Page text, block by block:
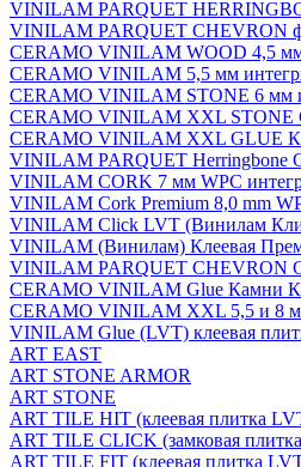
VINILAM PARQUET
VINILAM PARQUET CHEVRON
CERAMO VINILAM WOOD 4,5 мм
CERAMO VINILAM 5,5 мм
CERAMO VINILAM STONE 6 мм
CERAMO VINILAM XXL STONE
CERAMO VINILAM XXL GLUE
VINILAM PARQUET Herringbone
VINILAM CORK 7 мм WPC
VINILAM Cork Premium 8,0 mm
VINILAM Click LVT (Винилам
VINILAM (Винилам) Клеевая
VINILAM PARQUET CHEVRON
CERAMO VINILAM Glue Камни
CERAMO VINILAM XXL 5,5 и 8
VINILAM Glue (LVT) клеевая
ART EAST
ART STONE ARMOR
ART STONE
ART TILE HIT (клеевая плитка
ART TILE CLICK (замковая
ART TILE FIT (клеевая плитка